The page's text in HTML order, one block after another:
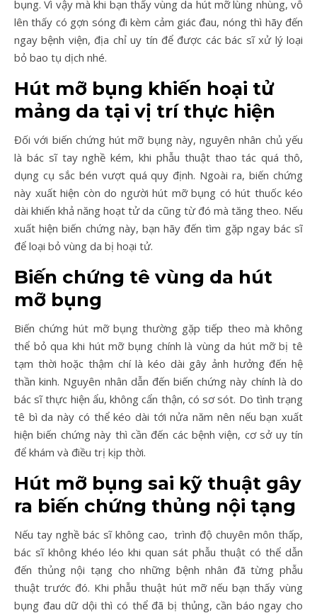
bụng. Vì vậy mà khi bạn thấy vùng da hút mỡ lùng nhùng, vỗ
lên thấy có gợn sóng đi kèm cảm giác đau, nóng thì hãy đến
ngay bệnh viện, địa chỉ uy tín để được các bác sĩ xử lý loại
bỏ bao tụ dịch nhé.
Hút mỡ bụng khiến hoại tử
mảng da tại vị trí thực hiện
Đối với biến chứng hút mỡ bụng này, nguyên nhân chủ yếu
là bác sĩ tay nghề kém, khi phẫu thuật thao tác quá thô,
dụng cụ sắc bén vượt quá quy định. Ngoài ra, biến chứng
này xuất hiện còn do người hút mỡ bụng có hút thuốc kéo
dài khiến khả năng hoạt tử da cũng từ đó mà tăng theo. Nếu
xuất hiện biến chứng này, bạn hãy đến tìm gặp ngay bác sĩ
để loại bỏ vùng da bị hoại tử.
Biến chứng tê vùng da hút
mỡ bụng
Biến chứng hút mỡ bụng thường gặp tiếp theo mà không
thể bỏ qua khi hút mỡ bụng chính là vùng da hút mỡ bị tê
tạm thời hoặc thậm chí là kéo dài gây ảnh hưởng đến hệ
thần kinh. Nguyên nhân dẫn đến biến chứng này chính là do
bác sĩ thực hiện ẩu, không cẩn thận, có sơ sót. Do tình trạng
tê bì da này có thể kéo dài tới nửa năm nên nếu bạn xuất
hiện biến chứng này thì cần đến các bệnh viện, cơ sở uy tín
để khám và điều trị kịp thời.
Hút mỡ bụng sai kỹ thuật gây
ra biến chứng thủng nội tạng
Nếu tay nghề bác sĩ không cao, trình độ chuyên môn thấp,
bác sĩ không khéo léo khi quan sát phẫu thuật có thể dẫn
đến thủng nội tạng cho những bệnh nhân đã từng phẫu
thuật trước đó. Khi phẫu thuật hút mỡ nếu bạn thấy vùng
bụng đau dữ dội thì có thể đã bị thủng, cần báo ngay cho